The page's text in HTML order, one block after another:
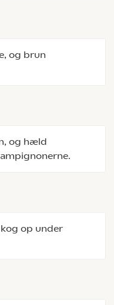
og brun
og hæld
op under